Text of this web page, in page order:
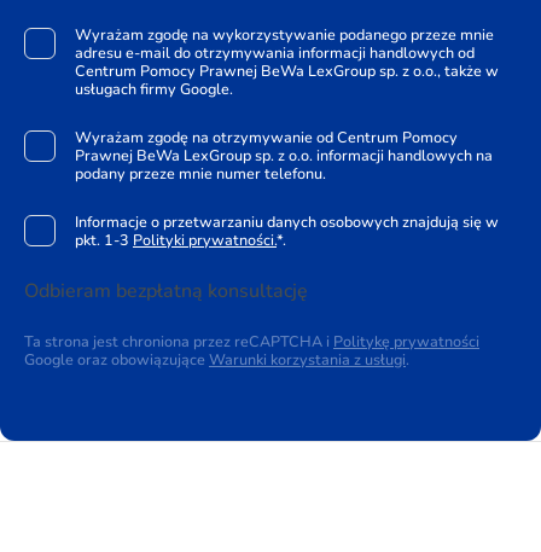
Wyrażam zgodę na wykorzystywanie podanego przeze mnie
adresu e-mail do otrzymywania informacji handlowych od
Centrum Pomocy Prawnej BeWa LexGroup sp. z o.o., także w
usługach firmy Google.
Wyrażam zgodę na otrzymywanie od Centrum Pomocy
Prawnej BeWa LexGroup sp. z o.o. informacji handlowych na
podany przeze mnie numer telefonu.
Informacje o przetwarzaniu danych osobowych znajdują się w
pkt. 1-3 Polityki prywatności.*.
Odbieram bezpłatną konsultację
Ta strona jest chroniona przez reCAPTCHA i Politykę prywatności
Google oraz obowiązujące Warunki korzystania z usługi.